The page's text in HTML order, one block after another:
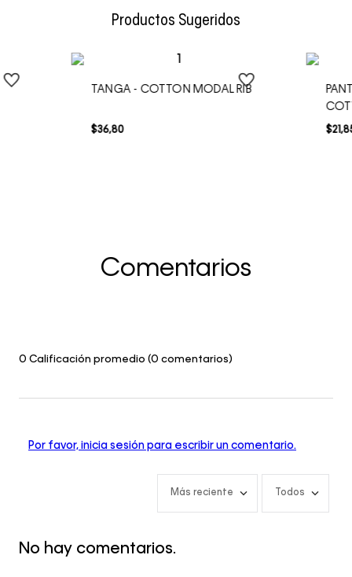
Productos Sugeridos
TANGA - COTTON MODAL RIB
$36,80 $21,
Comentarios
0 Calificación promedio (0 comentarios)
Por favor, inicia sesión para escribir un comentario.
Más reciente Todos
No hay comentarios.